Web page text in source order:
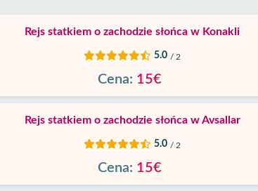
Rejs statkiem o zachodzie słońca w Konakli
5.0 / 2
Cena: 15€
Rejs statkiem o zachodzie słońca w Avsallar
5.0 / 2
Cena: 15€